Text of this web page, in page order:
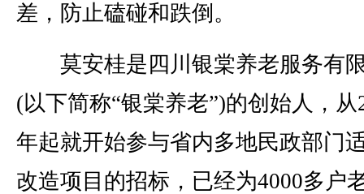
差，防止磕碰和跌倒。
莫安桂是四川银棠养老服务有
(以下简称“银棠养老”)的创始人，从
年起就开始参与省内多地民政部门
改造项目的招标，已经为4000多户